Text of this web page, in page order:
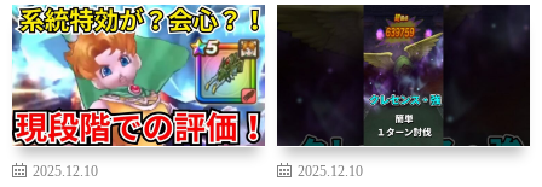
2025.12.10 2025.12.10